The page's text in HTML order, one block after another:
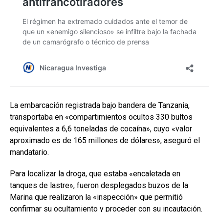
La embarcación registrada bajo bandera de Tanzania,
transportaba en «compartimientos ocultos 330 bultos
equivalentes a 6,6 toneladas de cocaína», cuyo «valor
aproximado es de 165 millones de dólares», aseguró el
mandatario.
Para localizar la droga, que estaba «encaletada en
tanques de lastre», fueron desplegados buzos de la
Marina que realizaron la «inspección» que permitió
confirmar su ocultamiento y proceder con su incautación.